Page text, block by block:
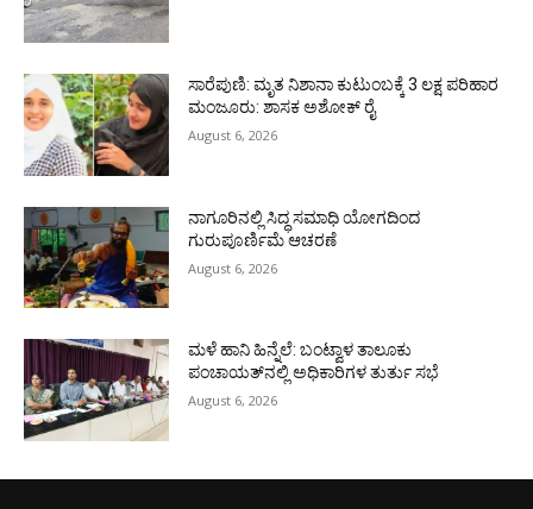
ಸಾರೆಪುಣಿ: ಮೃತ ನಿಶಾನಾ ಕುಟುಂಬಕ್ಕೆ 3 ಲಕ್ಷ ಪರಿಹಾರ
ಮಂಜೂರು: ಶಾಸಕ ಅಶೋಕ್ ರೈ
August 6, 2026
ನಾಗೂರಿನಲ್ಲಿ ಸಿದ್ಧ ಸಮಾಧಿ ಯೋಗದಿಂದ
ಗುರುಪೂರ್ಣಿಮೆ ಆಚರಣೆ
August 6, 2026
ಮಳೆ ಹಾನಿ ಹಿನ್ನೆಲೆ: ಬಂಟ್ವಾಳ ತಾಲೂಕು
ಪಂಚಾಯತ್‌ನಲ್ಲಿ ಅಧಿಕಾರಿಗಳ ತುರ್ತು ಸಭೆ
August 6, 2026